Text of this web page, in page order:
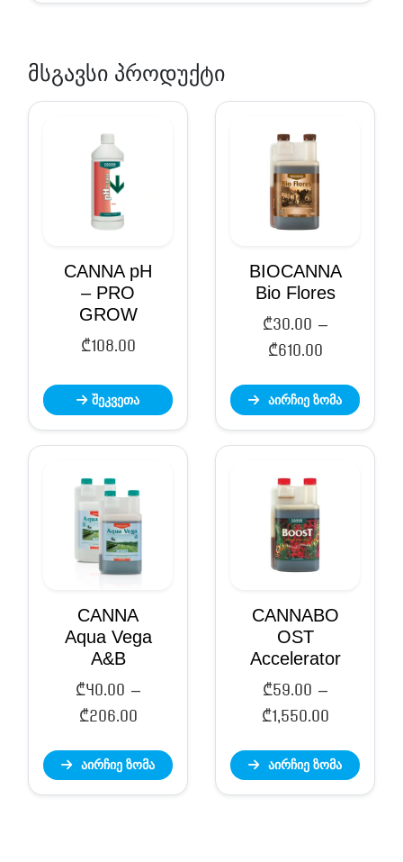
მსგავსი პროდუქტი
CANNA pH
– PRO
GROW
₾ 108.00
შეკვეთა
BIOCANNA
Bio Flores
₾ 30.00 –
₾ 610.00 Price
₾30.00
through
₾610.00
აირჩიე ზომა
CANNA
Aqua Vega
A&B
₾40.00 –
₾206.00Price
₾40.00
through
აირჩიე ზომა
CANNABO
OST
Accelerator
₾59.00 –
₾1,550.00Price
₾59.00
through
აირჩიე ზომა